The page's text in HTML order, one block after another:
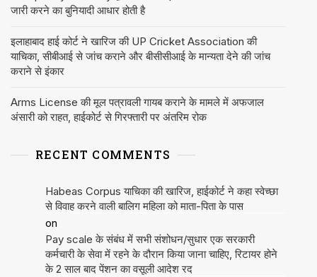
जारी करने का बुनियादी आधार होती है
इलाहाबाद हाई कोर्ट ने खारिज की UP Cricket Association की
याचिका, सीबीआई से जांच कराने और बीसीसीआई के मान्यता देने की जांच
कराने से इंकार
Arms License की मूल पत्रावली गायब कराने के मामले में अफजाल
अंसारी को राहत, हाईकोर्ट से गिरफ्तारी पर अंतरिम रोक
RECENT COMMENTS
Habeas Corpus याचिका की खारिज, हाईकोर्ट ने कहा स्वेच्छा
से विवाह करने वाली बालिग महिला को माता-पिता के पास
on
Pay scale के संबंध में सभी संशोधन/सुधार एक सरकारी
कर्मचारी के सेवा में रहने के दौरान किया जाना चाहिए, रिटायर होने
के 2 साल बाद पेंशन का वसूली आदेश रद